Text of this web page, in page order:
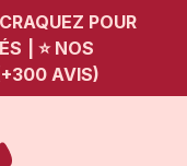
POUR
⭐ NOS
AVIS)